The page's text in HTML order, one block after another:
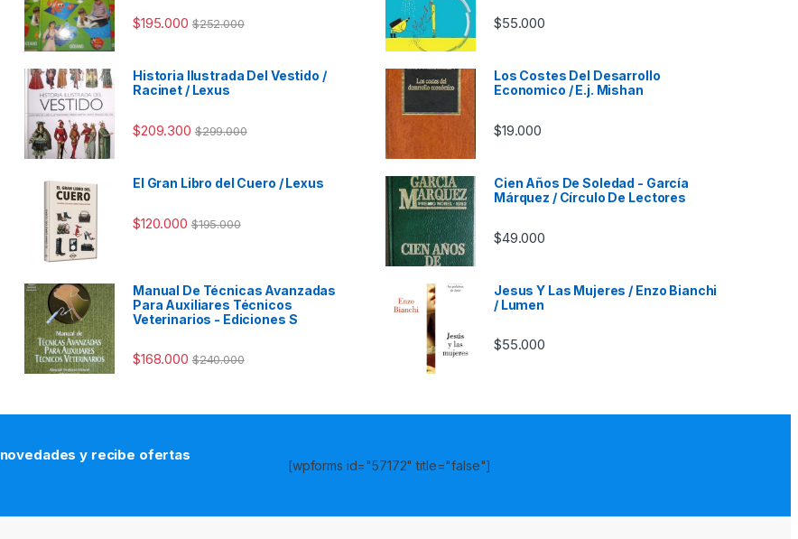
$195.000 $252.000
Historia Ilustrada Del Vestido /
Racinet / Lexus
$209.300 $299.000
El Gran Libro del Cuero / Lexus
$120.000 $195.000
Manual De Técnicas Avanzadas
Para Auxiliares Técnicos
Veterinarios - Ediciones S
$168.000 $240.000
$55.000
Los Costes Del Desarrollo
Economico / E.j. Mishan
$19.000
Cien Años De Soledad - García
Márquez / Círculo De Lectores
$49.000
Jesus Y Las Mujeres / Enzo Bianchi
/ Lumen
$55.000
novedades y recibe ofertas
[wpforms id="57172" title="false"]